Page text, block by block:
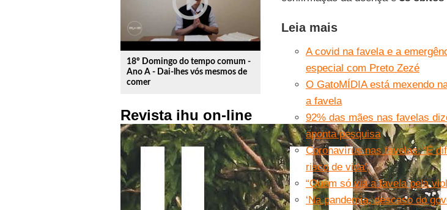
18º Domingo do tempo comum -
Ano A - Dai-lhes vós mesmos de
comer
Revista ihu on-line
Leia mais
A covid na favela e a
especial com Preto Zezé
O GatoMÍDIA está mexendo
a favela
92% das mães nas favelas
aponta pesquisa
Coronavírus nas favelas: ‘É
risco de vida’
“Quem só via a favela pela
‘Na pandemia, descaso do